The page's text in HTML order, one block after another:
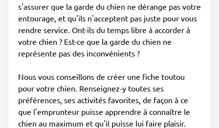
s'assurer que la garde du chien ne dérange pas votre
entourage, et qu'ils n'acceptent pas juste pour vous
rendre service. Ont-ils du temps libre à accorder à
votre chien ? Est-ce que la garde du chien ne
représente pas des inconvénients ?
Nous vous conseillons de créer une fiche toutou
pour votre chien. Renseignez-y toutes ses
préférences, ses activités favorites, de façon à ce
que l'emprunteur puisse apprendre à connaître le
chien au maximum et qu'il puisse lui faire plaisir.